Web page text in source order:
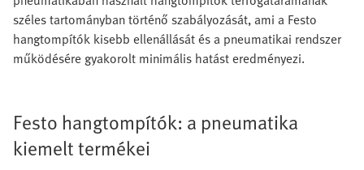
széles tartományban történő szabályozását, ami a Festo
hangtompítók kisebb ellenállását és a pneumatikai rendszer
működésére gyakorolt minimális hatást eredményezi.
Festo hangtompítók: a pneumatika
kiemelt termékei